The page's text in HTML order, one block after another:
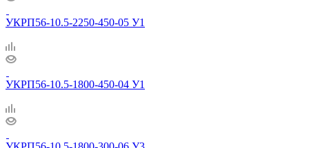
УКРП56-10.5-2250-450-05 У1
УКРП56-10.5-1800-450-04 У1